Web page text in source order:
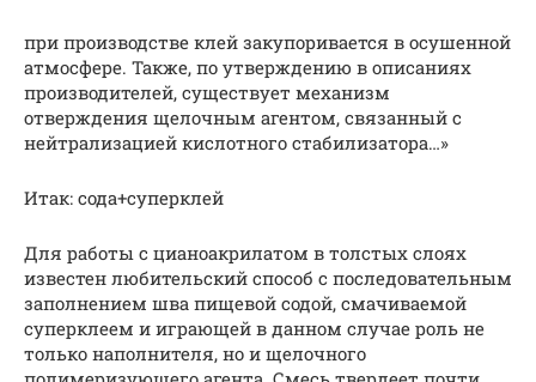
при производстве клей закупоривается в осушенной
атмосфере. Также, по утверждению в описаниях
производителей, существует механизм
отверждения щелочным агентом, связанный с
нейтрализацией кислотного стабилизатора…»
Итак: сода+суперклей
Для работы с цианоакрилатом в толстых слоях
известен любительский способ с последовательным
заполнением шва пищевой содой, смачиваемой
суперклеем и играющей в данном случае роль не
только наполнителя, но и щелочного